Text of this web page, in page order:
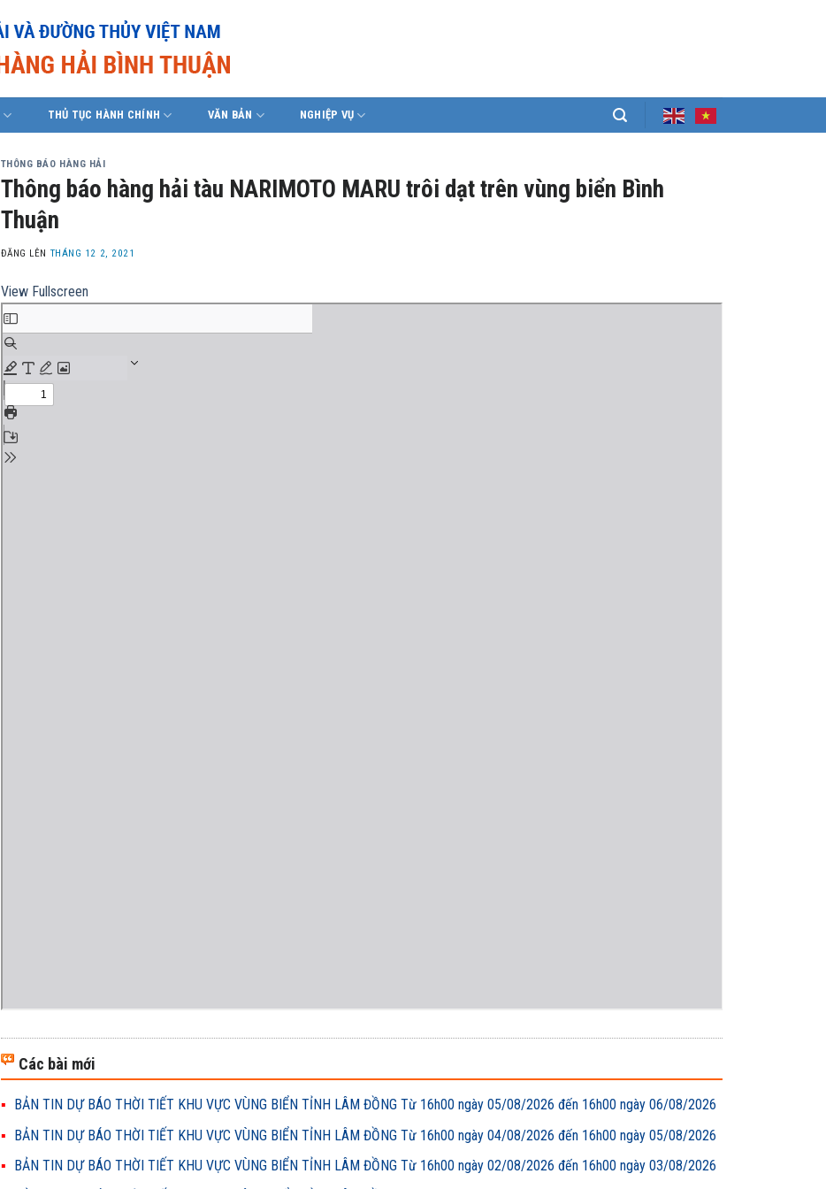
THỦ TỤC HÀNH CHÍNH VĂN BẢN NGHIỆP VỤ
THÔNG BÁO HÀNG HẢI
Thông báo hàng hải tàu NARIMOTO MARU trôi dạt trên vùng biển Bình
Thuận
ĐĂNG LÊN THÁNG 12 2, 2021
View Fullscreen
Các bài mới
BẢN TIN DỰ BÁO THỜI TIẾT KHU VỰC VÙNG BIỂN TỈNH LÂM ĐỒNG Từ 16h00 ngày 05/08/2026 đến 16h00 ngày 06/08/2026
BẢN TIN DỰ BÁO THỜI TIẾT KHU VỰC VÙNG BIỂN TỈNH LÂM ĐỒNG Từ 16h00 ngày 04/08/2026 đến 16h00 ngày 05/08/2026
BẢN TIN DỰ BÁO THỜI TIẾT KHU VỰC VÙNG BIỂN TỈNH LÂM ĐỒNG Từ 16h00 ngày 02/08/2026 đến 16h00 ngày 03/08/2026